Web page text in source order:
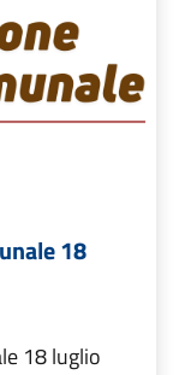
18
18 luglio